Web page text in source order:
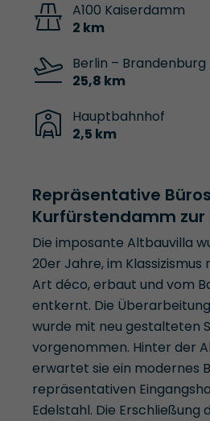
A100 Kaiserdamm
2 km
Berlin – Brandenburg
25,8 km
Hauptbahnhof
2,5 km
Repräsentative
Kurfürstendamm zur
Die imposante Altbauvilla
20er Jahre, im Klassizismus
Art déco, erbaut und vom
entkernt. Die
wurde mit neu gestalteten
vorgenommen. Hinter der
erwartet sie ein modernes
repräsentativen
Edelstahl. Die Erschließung